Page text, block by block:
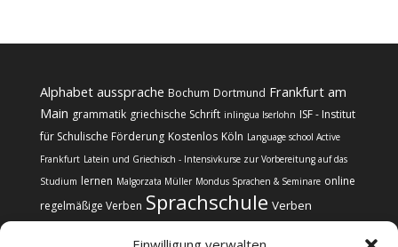
Alphabet aussprache Bochum Dortmund Frankfurt am
Main grammatik griechische Schrift inlingua Iserlohn ISF - Institut
für Schulische Förderung Kostenlos Köln Language school Active
Frankfurt Latein und Griechisch - Intensivkurse zur Vorbereitung auf das
Studium lernen Malgorzata Müller Mondus Sprachen & Seminare online
regelmäßige Verben Sprachschule Verben